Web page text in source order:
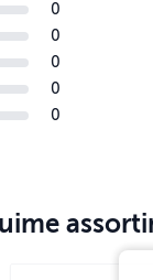
0
0
0
0
0